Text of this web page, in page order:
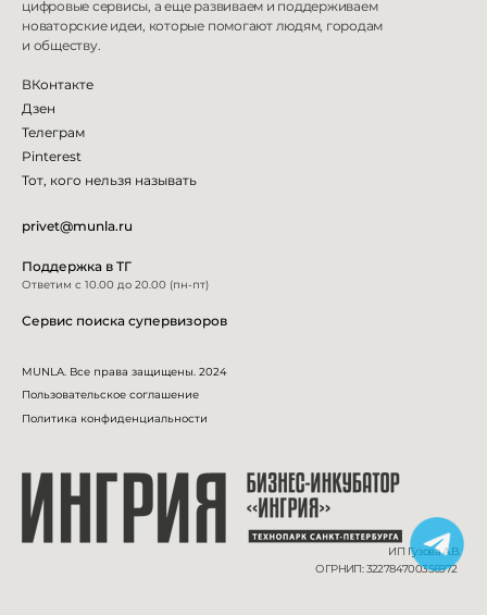
цифровые сервисы, а еще развиваем и поддерживаем
новаторские идеи, которые помогают людям, городам
и обществу.
ВКонтакте
Дзен
Телеграм
Pinterest
Тот, кого нельзя называть
privet@munla.ru
Поддержка в ТГ
Ответим с 10.00 до 20.00 (пн-пт)
Сервис поиска супервизоров
MUNLA. Все права защищены. 2024
Пользовательское соглашение
Политика конфиденциальности
ИП Гузова А.В.
ОГРНИП: 322784700356972